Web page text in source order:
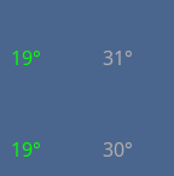
19° 31°
19° 30°